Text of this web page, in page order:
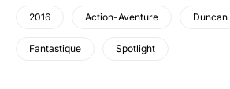
2016 Action-Aventure
Fantastique Spotlight